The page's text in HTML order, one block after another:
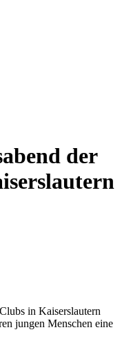
der
in Kaiserslautern
jungen Menschen eine